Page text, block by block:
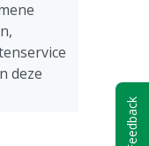
deze
Feedback